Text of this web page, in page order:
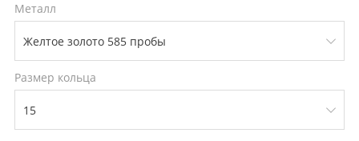
Металл
Размер кольца